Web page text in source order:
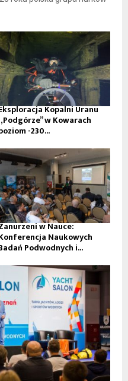
Kopalni Uranu
w Kowarach
-230...
w Nauce:
Naukowych
Podwodnych i...